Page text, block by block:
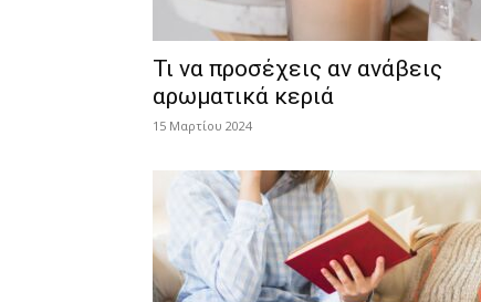
Τι να προσέχεις αν ανάβεις
αρωματικά κεριά
15 Μαρτίου 2024